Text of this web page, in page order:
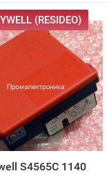
(RESIDEO)
S4565C 1140